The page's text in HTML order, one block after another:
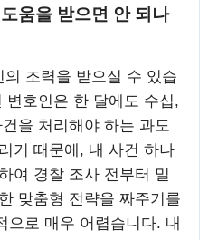
움을 받으면 안 되나
의 조력을 받으실 수 있습
변호인은 한 달에도 수십,
을 처리해야 하는 과도
기 때문에, 내 사건 하나
여 경찰 조사 전부터 밀
맞춤형 전략을 짜주기를
으로 매우 어렵습니다. 내